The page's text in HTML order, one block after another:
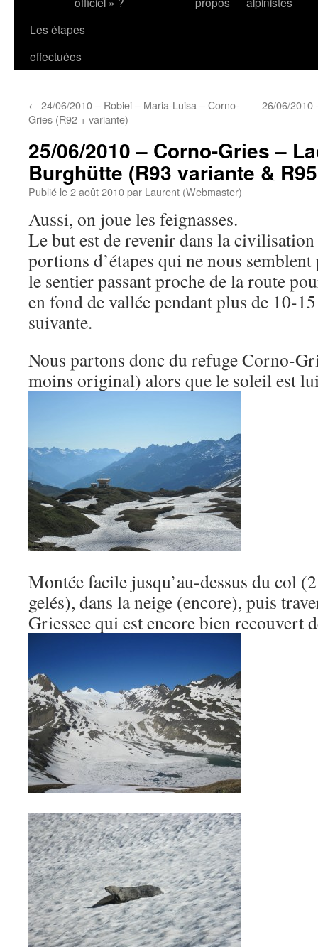
Les étapes
effectuées
← 24/06/2010 – Robiei – Maria-Luisa – Corno-
Gries (R92 + variante)
26/06/2010
25/06/2010 – Corno-Gries –
Burghütte (R93 variante &
Publié le2 août 2010par Laurent (Webmaster)
Aussi, on joue les feignasses.
Le but est de revenir dans la civilisation
portions d’étapes qui ne nous semblent
le sentier passant proche de la route
en fond de vallée pendant plus de 10-
suivante.
Nous partons donc du refuge Corno-
moins original) alors que le soleil est
Montée facile jusqu’au-dessus du col
gelés), dans la neige (encore), puis
Griessee qui est encore bien recouvert